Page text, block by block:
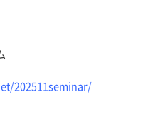
202511seminar/